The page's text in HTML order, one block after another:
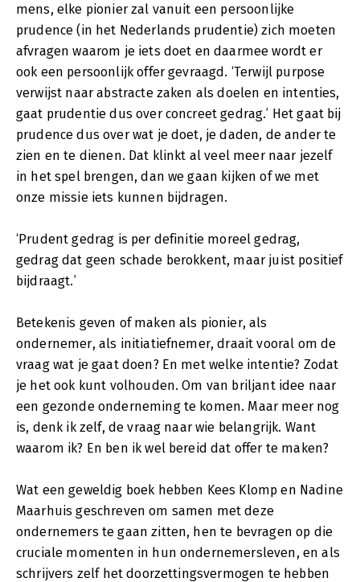
mens, elke pionier zal vanuit een persoonlijke
prudence (in het Nederlands prudentie) zich moeten
afvragen waarom je iets doet en daarmee wordt er
ook een persoonlijk offer gevraagd. ‘Terwijl purpose
verwijst naar abstracte zaken als doelen en intenties,
gaat prudentie dus over concreet gedrag.’ Het gaat bij
prudence dus over wat je doet, je daden, de ander te
zien en te dienen. Dat klinkt al veel meer naar jezelf
in het spel brengen, dan we gaan kijken of we met
onze missie iets kunnen bijdragen.
‘Prudent gedrag is per definitie moreel gedrag,
gedrag dat geen schade berokkent, maar juist positief
bijdraagt.’
Betekenis geven of maken als pionier, als
ondernemer, als initiatiefnemer, draait vooral om de
vraag wat je gaat doen? En met welke intentie? Zodat
je het ook kunt volhouden. Om van briljant idee naar
een gezonde onderneming te komen. Maar meer nog
is, denk ik zelf, de vraag naar wie belangrijk. Want
waarom ik? En ben ik wel bereid dat offer te maken?
Wat een geweldig boek hebben Kees Klomp en Nadine
Maarhuis geschreven om samen met deze
ondernemers te gaan zitten, hen te bevragen op die
cruciale momenten in hun ondernemersleven, en als
schrijvers zelf het doorzettingsvermogen te hebben